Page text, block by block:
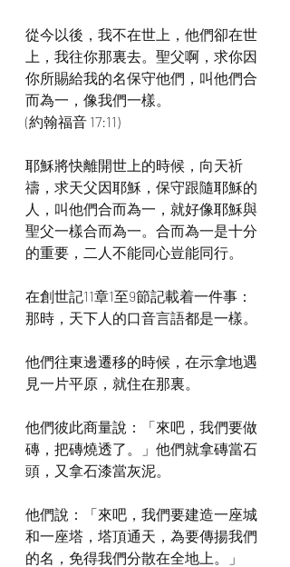
從今以後，我不在世上，他們卻在世
上，我往你那裏去。聖父啊，求你因
你所賜給我的名保守他們，叫他們合
而為一，像我們一樣。
(約翰福音 17:11)
耶穌將快離開世上的時候，向天祈
禱，求天父因耶穌，保守跟隨耶穌的
人，叫他們合而為一，就好像耶穌與
聖父一樣合而為一。合而為一是十分
的重要，二人不能同心豈能同行。
在創世記11章1至9節記載着一件事：
那時，天下人的口音言語都是一樣。
他們往東邊遷移的時候，在示拿地遇
見一片平原，就住在那裏。
他們彼此商量說：「來吧，我們要做
磚，把磚燒透了。」他們就拿磚當石
頭，又拿石漆當灰泥。
他們說：「來吧，我們要建造一座城
和一座塔，塔頂通天，為要傳揚我們
的名，免得我們分散在全地上。」